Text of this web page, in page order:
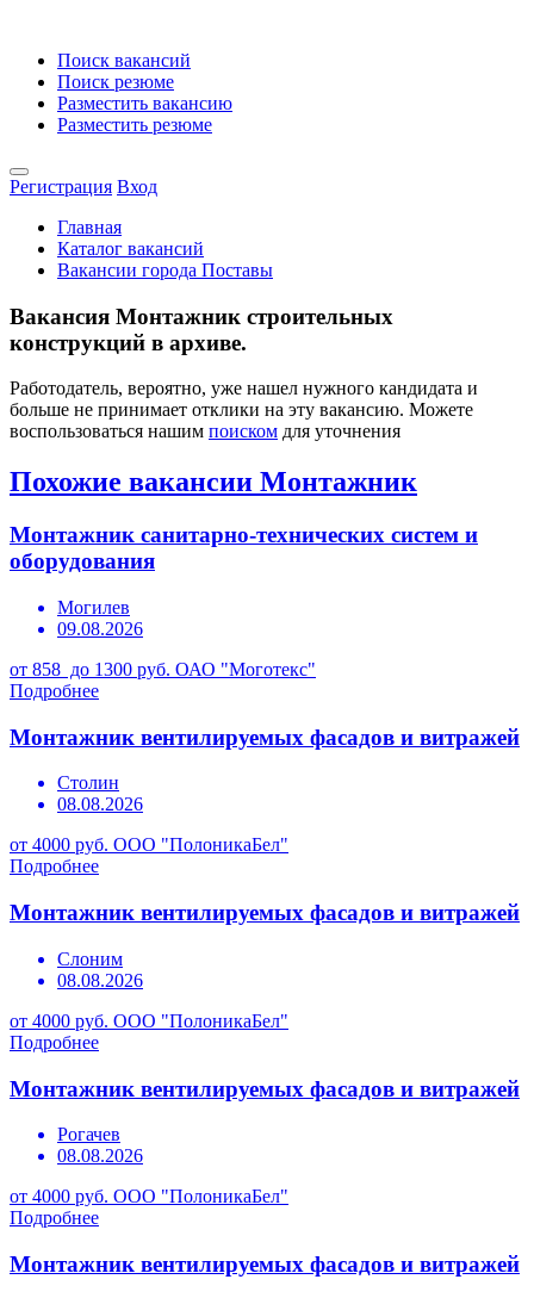
Поиск вакансий
Поиск резюме
Разместить вакансию
Разместить резюме
Регистрация Вход
Главная
Каталог вакансий
Вакансии города Поставы
Вакансия Монтажник строительных
конструкций в архиве.
Работодатель, вероятно, уже нашел нужного кандидата и
больше не принимает отклики на эту вакансию. Можете
воспользоваться нашим поиском для уточнения
Похожие вакансии Монтажник
Монтажник санитарно-технических систем и
оборудования
Могилев
09.08.2026
от 858 до 1300 руб. ОАО "Моготекс"
Подробнее
Монтажник вентилируемых фасадов и витражей
Столин
08.08.2026
от 4000 руб. ООО "ПолоникаБел"
Подробнее
Монтажник вентилируемых фасадов и витражей
Слоним
08.08.2026
от 4000 руб. ООО "ПолоникаБел"
Подробнее
Монтажник вентилируемых фасадов и витражей
Рогачев
08.08.2026
от 4000 руб. ООО "ПолоникаБел"
Подробнее
Монтажник вентилируемых фасадов и витражей